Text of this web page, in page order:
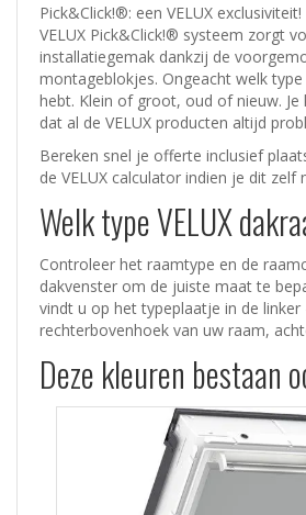
Pick&Click!®: een VELUX
VELUX Pick&Click!® systeem zorgt
installatiegemak dankzij de
montageblokjes. Ongeacht welk type
hebt. Klein of groot, oud of nieuw. Je
dat al de VELUX producten altijd
Bereken snel je offerte inclusief
de VELUX calculator indien je dit zelf
Welk type VELUX
Controleer het raamtype en de
dakvenster om de juiste maat te
vindt u op het typeplaatje in de linker
rechterbovenhoek van uw raam,
Deze kleuren bestaan